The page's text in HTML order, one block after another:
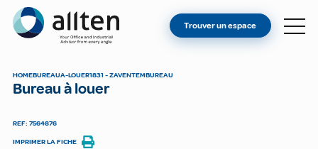
Allten
TROUVER UN ESPACE
Trouver un espace
HOMEBUREAUA-LOUER1831 - ZAVENTEMBUREAU
Bureau à louer
REF: 7564876
IMPRIMER LA FICHE